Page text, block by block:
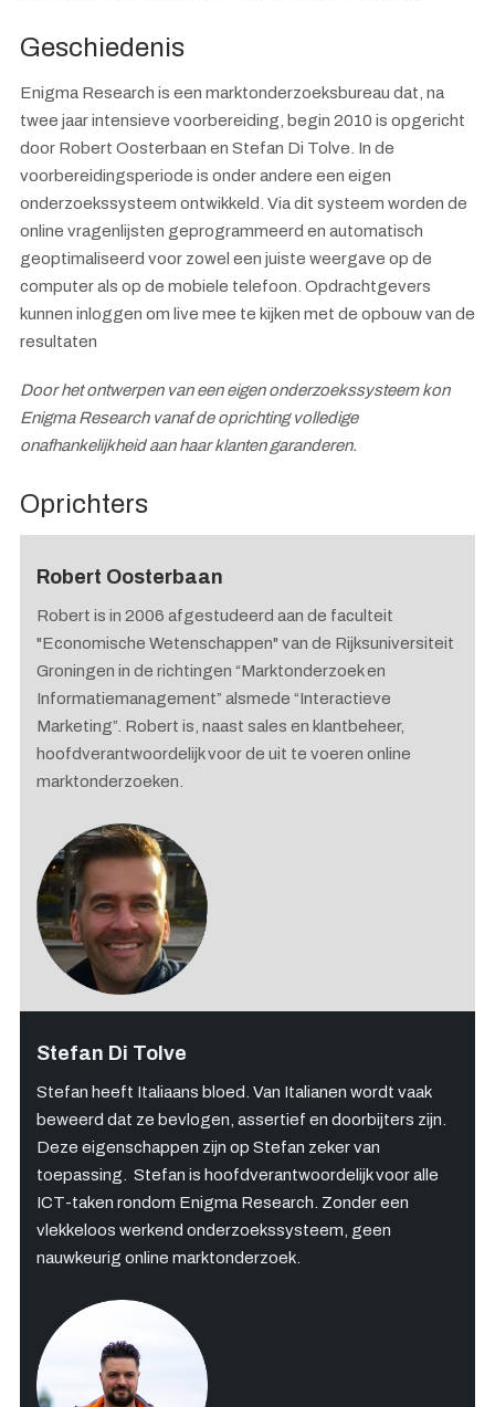
Geschiedenis
Enigma Research is een marktonderzoeksbureau dat, na
twee jaar intensieve voorbereiding, begin 2010 is opgericht
door Robert Oosterbaan en Stefan Di Tolve. In de
voorbereidingsperiode is onder andere een eigen
onderzoekssysteem ontwikkeld. Via dit systeem worden de
online vragenlijsten geprogrammeerd en automatisch
geoptimaliseerd voor zowel een juiste weergave op de
computer als op de mobiele telefoon. Opdrachtgevers
kunnen inloggen om live mee te kijken met de opbouw van de
resultaten
Door het ontwerpen van een eigen onderzoekssysteem kon
Enigma Research vanaf de oprichting volledige
onafhankelijkheid aan haar klanten garanderen.
Oprichters
Robert Oosterbaan
Robert is in 2006 afgestudeerd aan de faculteit
"Economische Wetenschappen" van de Rijksuniversiteit
Groningen in de richtingen “Marktonderzoek en
Informatiemanagement” alsmede “Interactieve
Marketing”. Robert is, naast sales en klantbeheer,
hoofdverantwoordelijk voor de uit te voeren online
marktonderzoeken.
Stefan Di Tolve
Stefan heeft Italiaans bloed. Van Italianen wordt vaak
beweerd dat ze bevlogen, assertief en doorbijters zijn.
Deze eigenschappen zijn op Stefan zeker van
toepassing. Stefan is hoofdverantwoordelijk voor alle
ICT-taken rondom Enigma Research. Zonder een
vlekkeloos werkend onderzoekssysteem, geen
nauwkeurig online marktonderzoek.